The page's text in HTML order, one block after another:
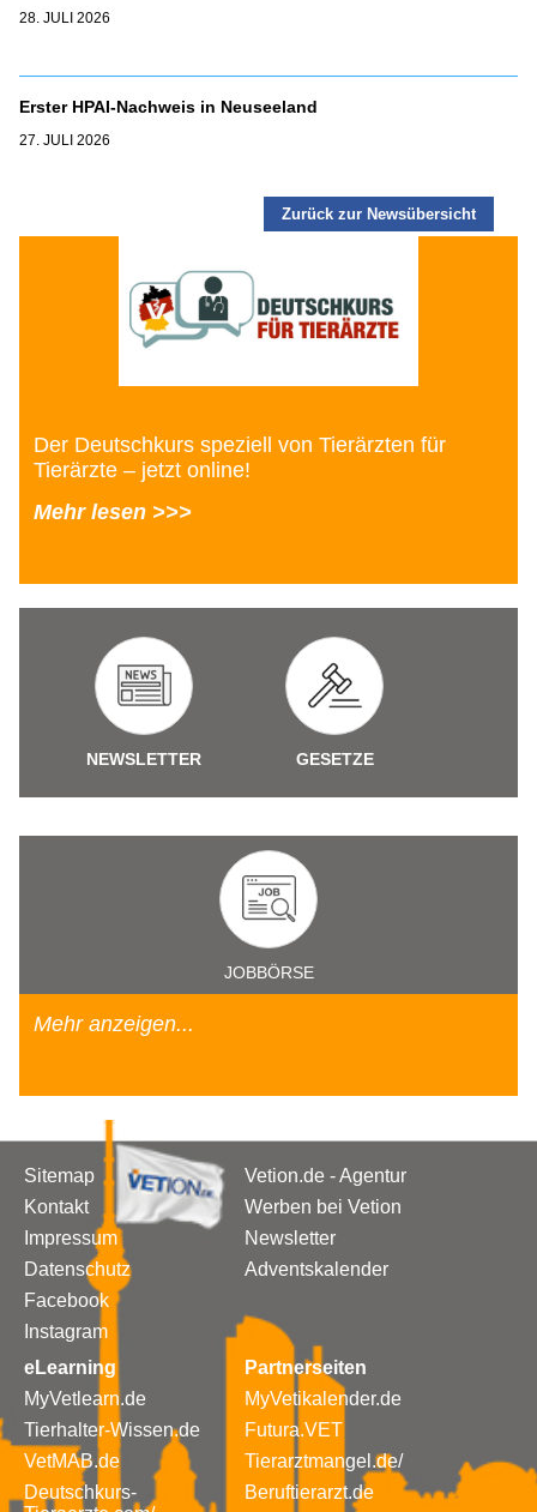
28. JULI 2026
Erster HPAI-Nachweis in Neuseeland
27. JULI 2026
Zurück zur Newsübersicht
Der Deutschkurs speziell von Tierärzten für
Tierärzte – jetzt online!
Mehr lesen >>>
NEWSLETTER GESETZE
JOBBÖRSE
Mehr anzeigen...
Sitemap
Kontakt
Impressum
Datenschutz
Facebook
Instagram
Vetion.de - Agentur
Werben bei Vetion
Newsletter
Adventskalender
eLearning
MyVetlearn.de
Tierhalter-Wissen.de
VetMAB.de
Deutschkurs-
Partnerseiten
MyVetikalender.de
Futura.VET
Tierarztmangel.de/
Beruftierarzt.de